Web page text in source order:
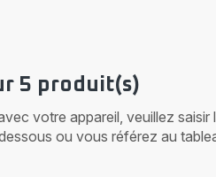
5 produit(s)
votre appareil, veuillez
ou vous référez au